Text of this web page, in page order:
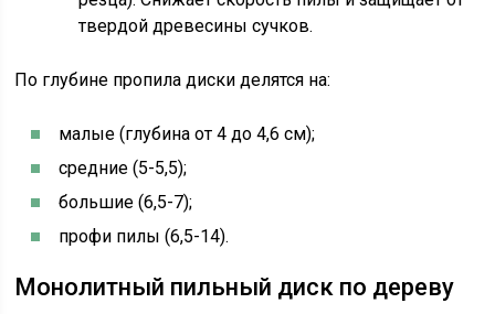
твердой древесины сучков.
По глубине пропила диски делятся на:
малые (глубина от 4 до 4,6 см);
средние (5-5,5);
большие (6,5-7);
профи пилы (6,5-14).
Монолитный пильный диск по дереву